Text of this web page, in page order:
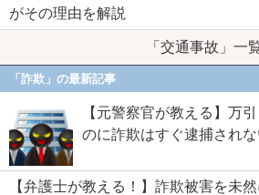
がその理由を解説
「交通事故」一
「詐欺」の最新記事
【元警察官が教える】万
のに詐欺はすぐ逮捕され
【弁護士が教える！】詐欺被害を未